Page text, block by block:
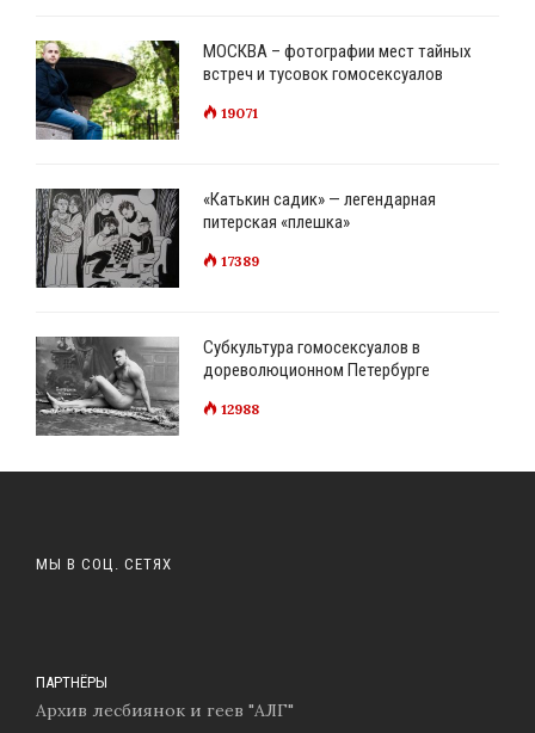
МОСКВА – фотографии мест тайных
встреч и тусовок гомосексуалов
19071
«Катькин садик» — легендарная
питерская «плешка»
17389
Субкультура гомосексуалов в
дореволюционном Петербурге
12988
МЫ В СОЦ. СЕТЯХ
ПАРТНЁРЫ
Архив лесбиянок и геев "АЛГ"